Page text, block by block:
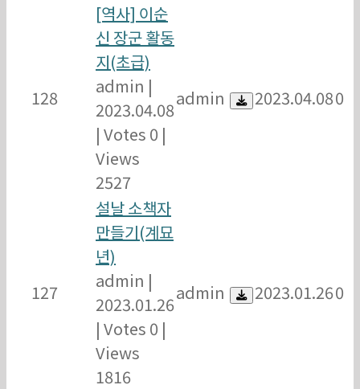
128
[역사] 이순
신 장군 활동
지(초급)
admin |
2023.04.08
| Votes 0 |
Views
2527
admin 2023.04.080
127
설날 소책자
만들기(계묘
년)
admin |
2023.01.26
| Votes 0 |
Views
1816
admin 2023.01.260